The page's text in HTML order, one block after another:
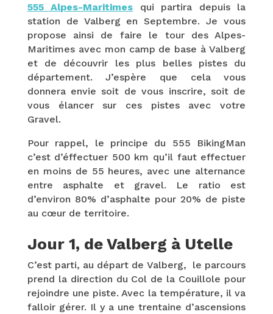
555 Alpes-Maritimes qui partira depuis la
station de Valberg en Septembre. Je vous
propose ainsi de faire le tour des Alpes-
Maritimes avec mon camp de base à Valberg
et de découvrir les plus belles pistes du
département. J’espère que cela vous
donnera envie soit de vous inscrire, soit de
vous élancer sur ces pistes avec votre
Gravel.
Pour rappel, le principe du 555 BikingMan
c’est d’éffectuer 500 km qu’il faut effectuer
en moins de 55 heures, avec une alternance
entre asphalte et gravel. Le ratio est
d’environ 80% d’asphalte pour 20% de piste
au cœur de territoire.
Jour 1, de Valberg à Utelle
C’est parti, au départ de Valberg, le parcours
prend la direction du Col de la Couillole pour
rejoindre une piste. Avec la température, il va
falloir gérer. Il y a une trentaine d’ascensions